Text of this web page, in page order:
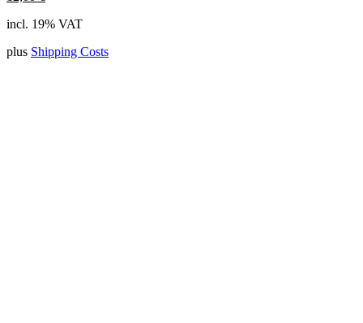
incl. 19% VAT
plus Shipping Costs